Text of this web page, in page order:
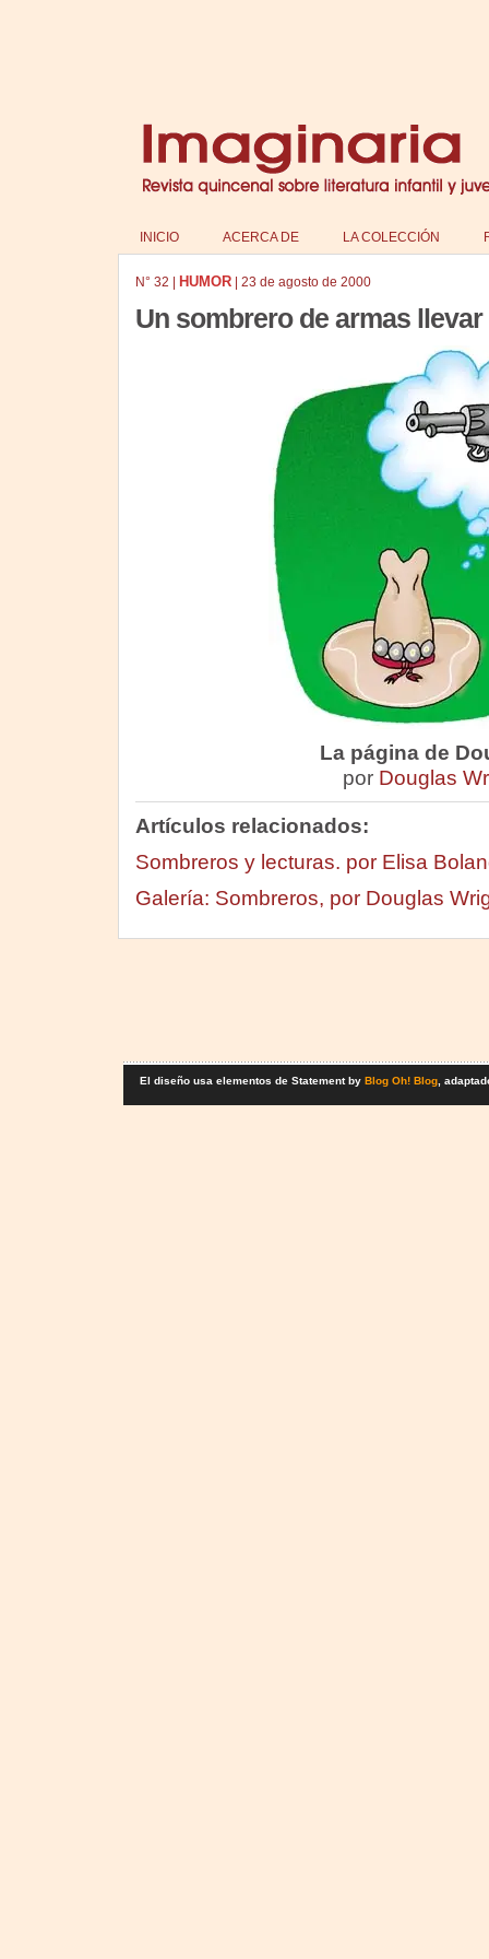
INICIO ACERCA DE LA COLECCIÓN
N° 32 HUMOR| 23 de agosto de 2000
Un sombrero de armas llevar
La página de
por Douglas
Artículos relacionados:
Sombreros y lecturas. por Elisa
Galería: Sombreros, por Douglas
El diseño usa elementos de Statement by Blog Oh! Blog,